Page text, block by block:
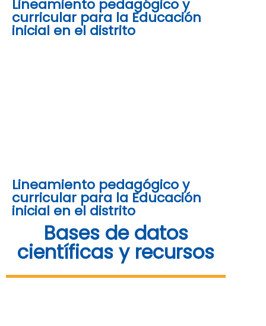
Lineamiento pedagógico y
curricular para la Educación
inicial en el distrito
Lineamiento pedagógico y
curricular para la Educación
inicial en el distrito
Bases de datos
científicas y recursos